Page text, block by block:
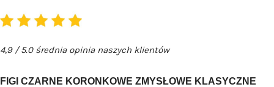
4,9 / 5.0 średnia opinia naszych klientów
F IGI CZARNE KORONKOWE ZMYSŁOWE KLASYCZNE